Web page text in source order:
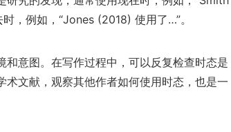
，例如，“Jones (2018) 使用了…”。
意图。在写作过程中，可以反复检查时态是
文献，观察其他作者如何使用时态，也是一